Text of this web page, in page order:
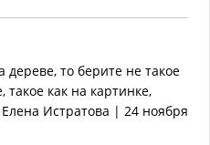
дереве, то берите не такое
как на картинке,
Истратова | 24 ноября